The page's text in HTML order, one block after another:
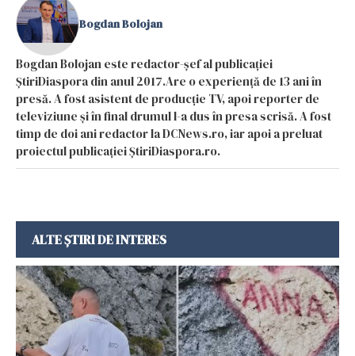
Bogdan Bolojan
Bogdan Bolojan este redactor-șef al publicației
ȘtiriDiaspora din anul 2017.Are o experiență de 13 ani în
presă. A fost asistent de producție TV, apoi reporter de
televiziune și în final drumul l-a dus în presa scrisă. A fost
timp de doi ani redactor la DCNews.ro, iar apoi a preluat
proiectul publicației ȘtiriDiaspora.ro.
ALTE ȘTIRI DE INTERES